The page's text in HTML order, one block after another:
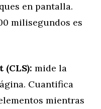
en pantalla.
milisegundos es
mide la
Cuantifica
mientras